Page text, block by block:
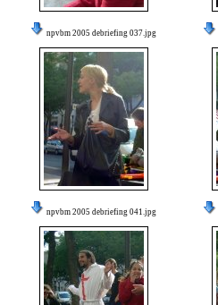
npvbm 2005 debriefing 037.jpg
npvbm 2005 debriefing 041.jpg